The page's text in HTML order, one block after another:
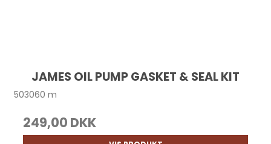
JAMES OIL PUMP GASKET & SEAL KIT
503060 m
249,00 DKK